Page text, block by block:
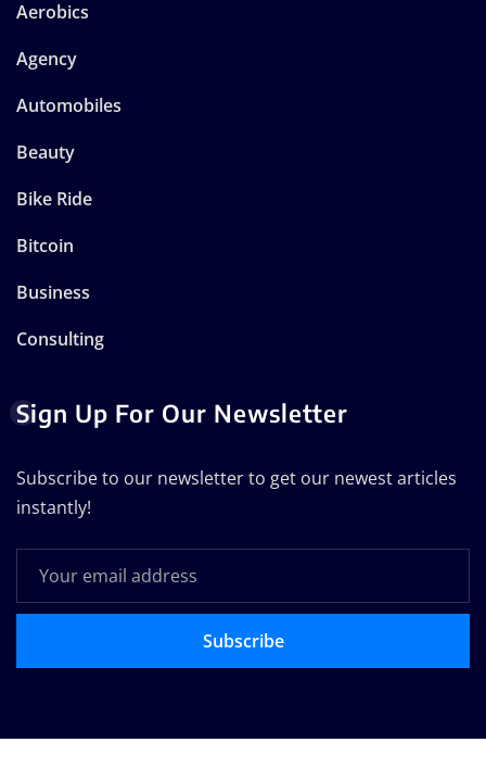
Aerobics
Agency
Automobiles
Beauty
Bike Ride
Bitcoin
Business
Consulting
Sign Up For Our Newsletter
Subscribe to our newsletter to get our newest articles
instantly!
Subscribe